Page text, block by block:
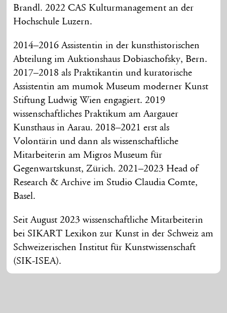
Brandl. 2022 CAS Kulturmanagement an der
Hochschule Luzern.
2014–2016 Assistentin in der kunsthistorischen
Abteilung im Auktionshaus Dobiaschofsky, Bern.
2017–2018 als Praktikantin und kuratorische
Assistentin am mumok Museum moderner Kunst
Stiftung Ludwig Wien engagiert. 2019
wissenschaftliches Praktikum am Aargauer
Kunsthaus in Aarau. 2018–2021 erst als
Volontärin und dann als wissenschaftliche
Mitarbeiterin am Migros Museum für
Gegenwartskunst, Zürich. 2021–2023 Head of
Research & Archive im Studio Claudia Comte,
Basel.
Seit August 2023 wissenschaftliche Mitarbeiterin
bei SIKART Lexikon zur Kunst in der Schweiz am
Schweizerischen Institut für Kunstwissenschaft
(SIK-ISEA).